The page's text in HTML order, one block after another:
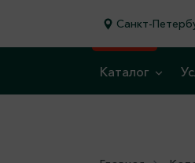
Санкт-
Каталог